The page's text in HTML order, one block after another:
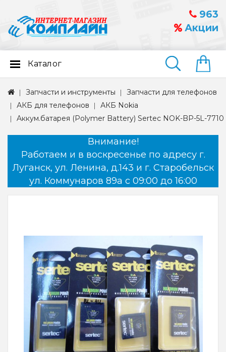
963
Акции
Найти
Каталог
Запчасти и инструменты
Запчасти для телефонов
АКБ для телефонов
АКБ Nokia
Aккум.батарея (Polymer Battery) Sertec NOK-BP-5L-7710
Внимание!
Работаем и в воскресенье по адресу г.
Луганск, ул. Ленина, д.143 и г. Старобельск
ул. Коммунаров 89а с 09:00 до 16:00